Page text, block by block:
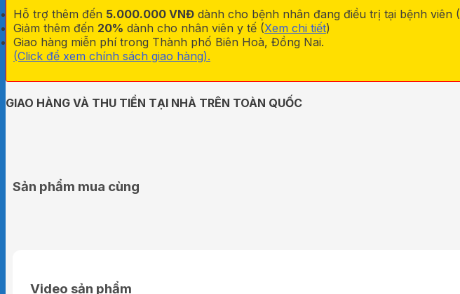
Trị
Liệu
Gapo
Alance
số
lượng
Hỗ trợ thêm đến 5.000.000 VNĐ dành cho bệnh nhân đang điều trị tại bệnh viên (
Giảm thêm đến 20% dành cho nhân viên y tế (Xem chi tiết)
Giao hàng miễn phí trong Thành phố Biên Hoà, Đồng Nai.
(Click để xem chính sách giao hàng).
GIAO HÀNG VÀ THU TIỀN TẠI NHÀ TRÊN TOÀN QUỐC
Sản phẩm mua cùng
Video sản phẩm